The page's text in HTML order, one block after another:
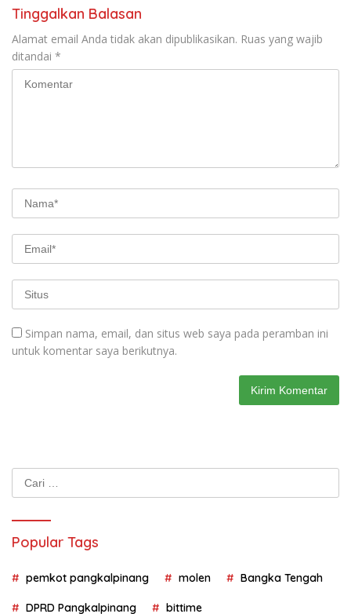
Tinggalkan Balasan
Alamat email Anda tidak akan dipublikasikan. Ruas yang wajib
ditandai *
Simpan nama, email, dan situs web saya pada peramban ini
untuk komentar saya berikutnya.
Popular Tags
pemkot pangkalpinang molen Bangka Tengah
DPRD Pangkalpinang bittime